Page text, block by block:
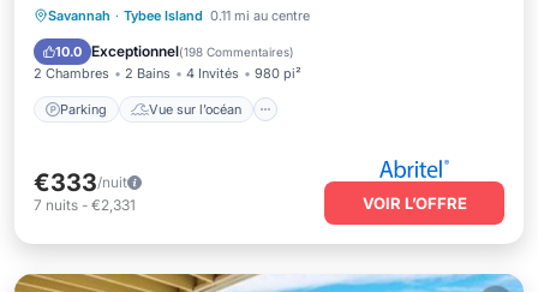
Savannah · Tybee Island 0.11 mi au centre
10.0 Exceptionnel(198 Commentaires)
2 Chambres 2 Bains 4 Invités 980 pi²
Parking Vue sur l’océan
Parking
Vue sur l’océan
Balcon/Terrasse
Vue
€333/nuit
7 nuits - €2,331 VOIR L’OFFRE